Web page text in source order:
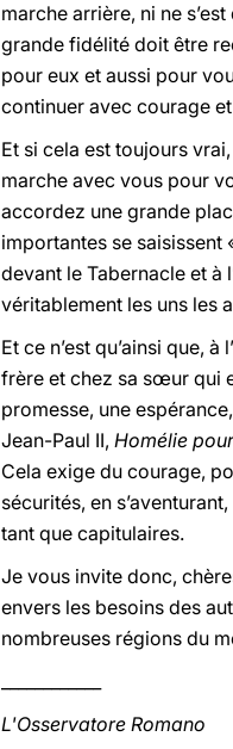
marche arrière, ni ne
grande fidélité doit être
pour eux et aussi pour
continuer avec courage
Et si cela est toujours
marche avec vous pour
accordez une grande
importantes se saisissent
devant le Tabernacle et à
véritablement les uns les
Et ce n’est qu’ainsi que,
frère et chez sa sœur qui
promesse, une
Jean-Paul II, Homélie
Cela exige du courage,
sécurités, en
tant que capitulaires.
Je vous invite donc,
envers les besoins des
nombreuses régions du
L'Osservatore Romano